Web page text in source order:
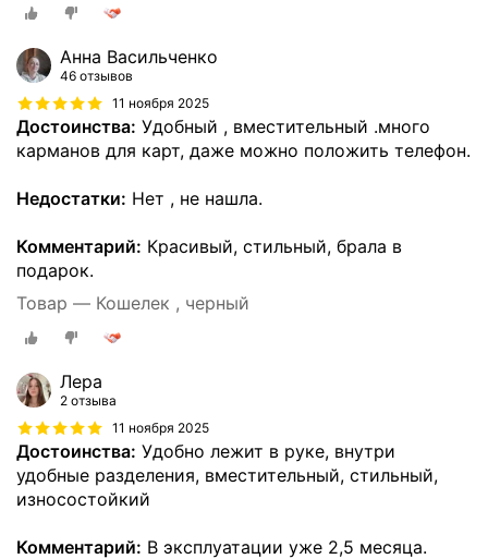
Анна Васильченко
46 отзывов
11 ноября 2025
Достоинства: Удобный , вместительный .много
карманов для карт, даже можно положить телефон.
Недостатки: Нет , не нашла.
Комментарий: Красивый, стильный, брала в
подарок.
Товар — Кошелек , черный
Лера
2 отзыва
11 ноября 2025
Достоинства: Удобно лежит в руке, внутри
удобные разделения, вместительный, стильный,
износостойкий
Комментарий: В эксплуатации уже 2,5 месяца.